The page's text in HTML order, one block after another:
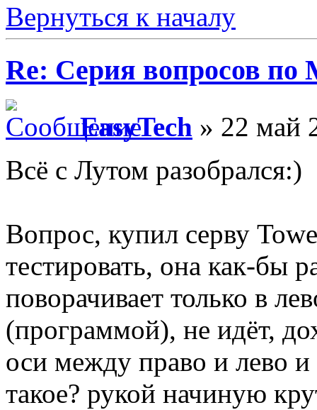
Вернуться к началу
Re: Серия вопросов
EasyTech » 22 май
Всё с Лутом разобрался:)
Вопрос, купил серву
тестировать, она как-бы
поворачивает только в
(программой), не идёт,
оси между право и лево и
такое? рукой начиную